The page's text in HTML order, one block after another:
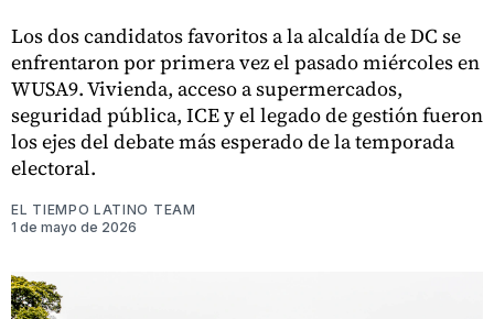
Los dos candidatos favoritos a la alcaldía de DC se
enfrentaron por primera vez el pasado miércoles en
WUSA9. Vivienda, acceso a supermercados,
seguridad pública, ICE y el legado de gestión fueron
los ejes del debate más esperado de la temporada
electoral.
EL TIEMPO LATINO TEAM
1 de mayo de 2026